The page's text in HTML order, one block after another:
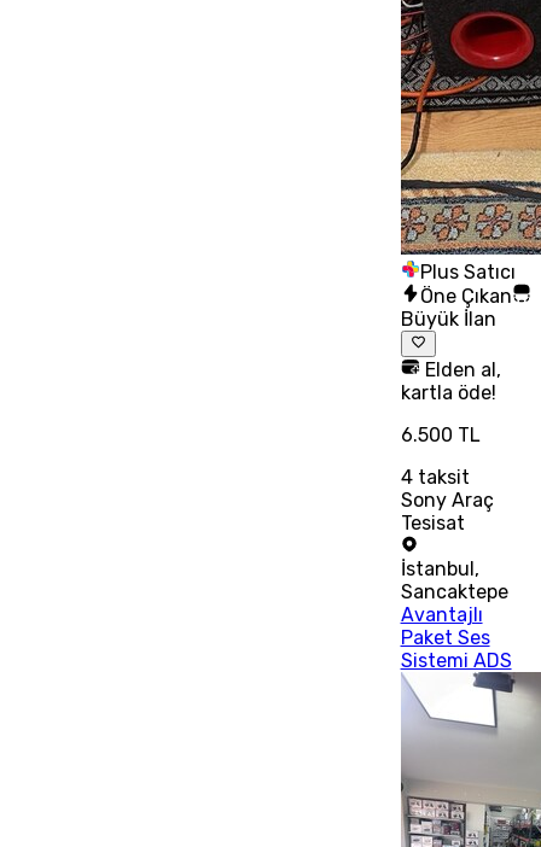
Plus Satıcı
Öne Çıkan
Büyük İlan
Elden al,
kartla öde!
6.500 TL
4taksit
Sony Araç
Tesisat
İstanbul ,
Sancaktepe
Avantajlı
Paket Ses
Sistemi ADS